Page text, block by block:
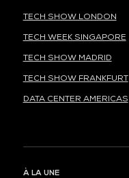
TECH SHOW LONDON
TECH WEEK SINGAPORE
TECH SHOW MADRID
TECH SHOW FRANKFURT
DATA CENTER AMERICAS
À LA UNE